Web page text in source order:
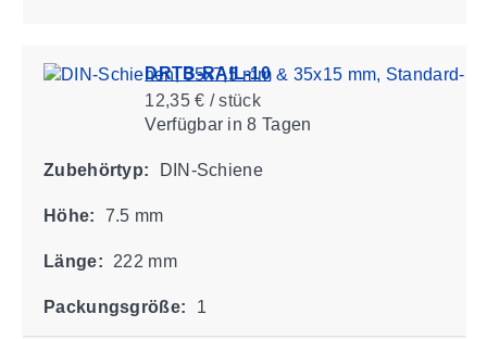
DRTB-RAIL-10
12,35 € / stück
Verfügbarin 8 Tagen
Zubehörtyp: DIN-Schiene
Höhe: 7.5 mm
Länge: 222 mm
Packungsgröße: 1